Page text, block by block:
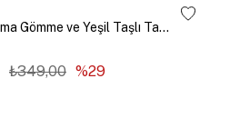
Altın Kaplama Gömme ve Yeşil Taşlı Tasarım Küpe Gümüş
₺349,00 %29